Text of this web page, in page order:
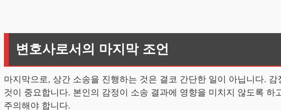
변호사로서의 마지막 조언
마지막으로, 상간 소송을 진행하는 것은 결코 간단한 일이 아닙니다.
것이 중요합니다. 본인의 감정이 소송 결과에 영향을 미치지 않도록
주의해야 합니다.